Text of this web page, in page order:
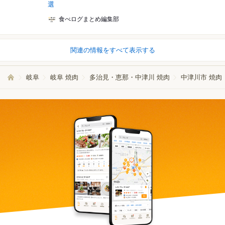
選
食べログまとめ編集部
関連の情報をすべて表示する
岐阜 岐阜 焼肉 多治見・恵那・中津川 焼肉 中津川市 焼肉